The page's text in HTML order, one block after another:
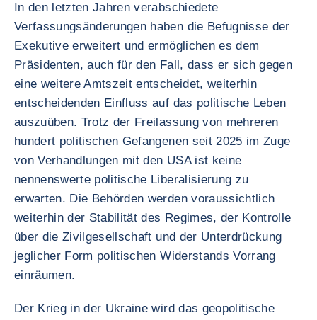
In den letzten Jahren verabschiedete
Verfassungsänderungen haben die Befugnisse der
Exekutive erweitert und ermöglichen es dem
Präsidenten, auch für den Fall, dass er sich gegen
eine weitere Amtszeit entscheidet, weiterhin
entscheidenden Einfluss auf das politische Leben
auszuüben. Trotz der Freilassung von mehreren
hundert politischen Gefangenen seit 2025 im Zuge
von Verhandlungen mit den USA ist keine
nennenswerte politische Liberalisierung zu
erwarten. Die Behörden werden voraussichtlich
weiterhin der Stabilität des Regimes, der Kontrolle
über die Zivilgesellschaft und der Unterdrückung
jeglicher Form politischen Widerstands Vorrang
einräumen.
Der Krieg in der Ukraine wird das geopolitische